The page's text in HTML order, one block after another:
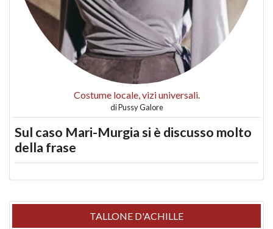
Costume locale, vizi universali.
diPussy Galore
Sul caso Mari-Murgia si è discusso molto
della frase
TALLONE D'ACHILLE